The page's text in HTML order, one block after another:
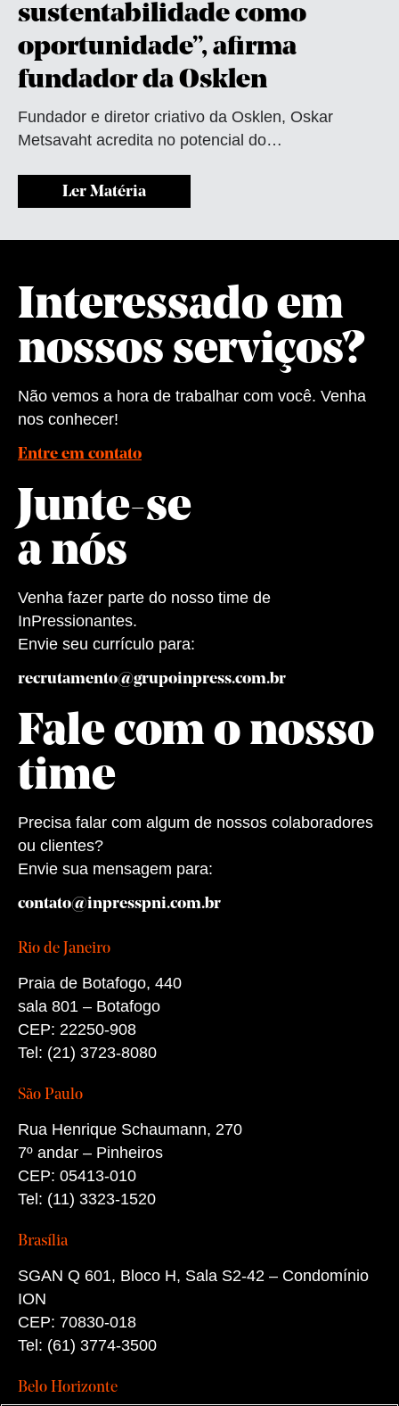
sustentabilidade como
oportunidade”, afirma
fundador da Osklen
Fundador e diretor criativo da Osklen, Oskar
Metsavaht acredita no potencial do…
Ler Matéria
Interessado em
nossos serviços?
Não vemos a hora de trabalhar com você. Venha
nos conhecer!
Entre em contato
Junte-se
a nós
Venha fazer parte do nosso time de
InPressionantes.
Envie seu currículo para:
recrutamento@grupoinpress.com.br
Fale com o nosso
time
Precisa falar com algum de nossos colaboradores
ou clientes?
Envie sua mensagem para:
contato@inpresspni.com.br
Rio de Janeiro
Praia de Botafogo, 440
sala 801 – Botafogo
CEP: 22250-908
Tel: (21) 3723-8080
São Paulo
Rua Henrique Schaumann, 270
7º andar – Pinheiros
CEP: 05413-010
Tel: (11) 3323-1520
Brasília
SGAN Q 601, Bloco H, Sala S2-42 – Condomínio
ION
CEP: 70830-018
Tel: (61) 3774-3500
Belo Horizonte